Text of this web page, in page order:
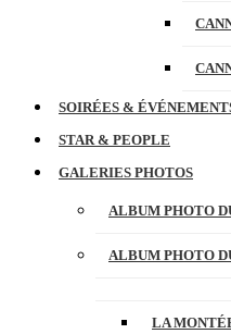
SOIRÉES &
STAR & PEOPLE
GALERIES PHOTOS
ALBUM PHOTO
ALBUM PHOTO
LA